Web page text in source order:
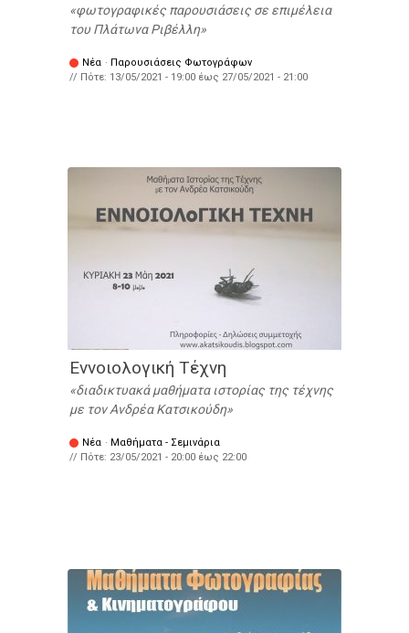
φωτογραφικές παρουσιάσεις σε επιμέλεια
του Πλάτωνα Ριβέλλη
Νέα · Παρουσιάσεις Φωτογράφων
// Πότε: 13/05/2021 - 19:00 έως 27/05/2021 - 21:00
Εννοιολογική Τέχνη
διαδικτυακά μαθήματα ιστορίας της τέχνης
με τον Ανδρέα Κατσικούδη
Νέα · Μαθήματα - Σεμινάρια
// Πότε: 23/05/2021 - 20:00 έως 22:00